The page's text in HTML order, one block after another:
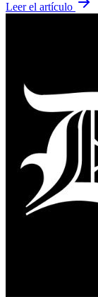
Leer el artículo